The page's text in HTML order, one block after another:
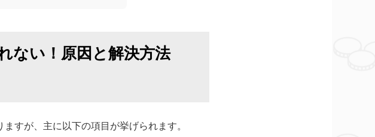
ない！原因と解決方法
ますが、主に以下の項目が挙げられます。